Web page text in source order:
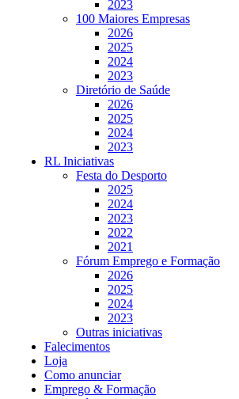
2023
100 Maiores Empresas
2026
2025
2024
2023
Diretório de Saúde
2026
2025
2024
2023
RL Iniciativas
Festa do Desporto
2025
2024
2023
2022
2021
Fórum Emprego e Formação
2026
2025
2024
2023
Outras iniciativas
Falecimentos
Loja
Como anunciar
Emprego & Formação